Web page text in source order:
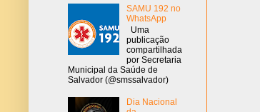
SAMU 192 no
WhatsApp
Uma
publicação
compartilhada
por Secretaria
Municipal da Saúde de
Salvador (@smssalvador)
Dia Nacional